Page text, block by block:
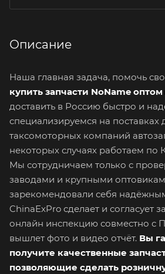
Описание
Наша главная задача, помочь
купить запчасти NoName оптом
доставить в Россию быстро и
специализируемся на поставках
таксомоторных компаний
некоторых случаях работаем по
Мы сотрудничаем только с
заводами и крупными
зарекомендовали себя
ChinaExPro сделает и согласует
онлайн инспекцию совместно с
вышлет фото и видео отчёт. Вы
получите качественные
позволяющие сделать